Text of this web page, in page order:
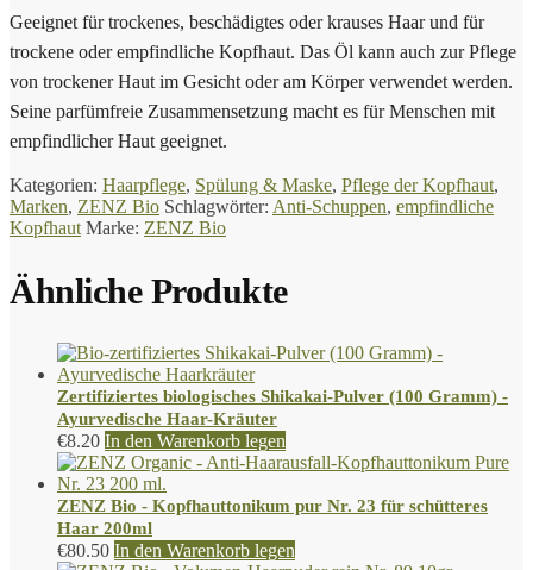
Geeignet für trockenes, beschädigtes oder krauses Haar und für
trockene oder empfindliche Kopfhaut. Das Öl kann auch zur Pflege
von trockener Haut im Gesicht oder am Körper verwendet werden.
Seine parfümfreie Zusammensetzung macht es für Menschen mit
empfindlicher Haut geeignet.
Kategorien: Haarpflege, Spülung & Maske, Pflege der Kopfhaut,
Marken, ZENZ Bio Schlagwörter: Anti-Schuppen, empfindliche
Kopfhaut Marke: ZENZ Bio
Ähnliche Produkte
Zertifiziertes biologisches Shikakai-Pulver (100 Gramm) -
Ayurvedische Haar-Kräuter
€8.20 In den Warenkorb legen
ZENZ Bio - Kopfhauttonikum pur Nr. 23 für schütteres
Haar 200ml
€80.50 In den Warenkorb legen